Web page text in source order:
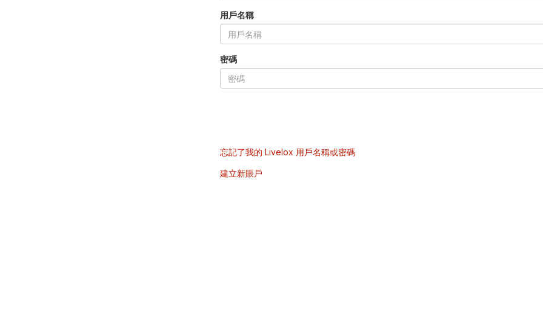
用戶名稱
密碼
忘記了我的 Livelox 用戶名稱或密碼
建立新賬戶